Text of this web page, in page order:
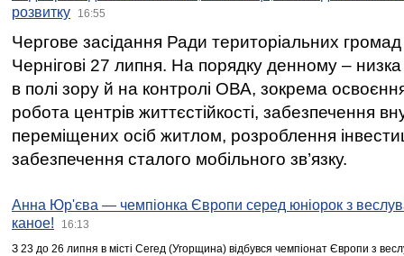
розвитку
16:55
Чергове засідання Ради територіальних громад
Чернігові 27 липня. На порядку денному –
в полі зору й на контролі ОВА, зокрема освоєння
робота центрів життєстійкості, забезпечення
переміщених осіб житлом, розроблення
забезпечення сталого мобільного зв’язку.
Анна Юр'єва — чемпіонка Європи серед юніорок з
каное!
16:13
З 23 до 26 липня в місті Сегед (Угорщина) відбувся чемпіонат Європи з